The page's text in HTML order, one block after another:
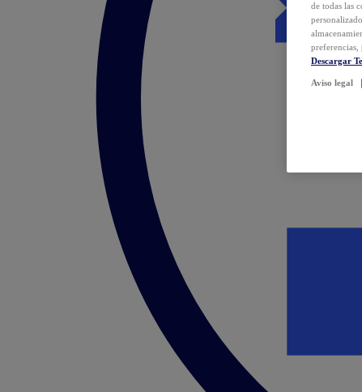
de todas las
preferencias,
Descargar
Aviso legal